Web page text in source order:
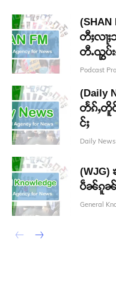
တီႈလႃႈ
တီႉၺွပ်
Podcast
(Daily
တႅၵ်ႇတိူဝ်
င်ႈ
Daily News
ပဵၼ်ၵူၼ်
General